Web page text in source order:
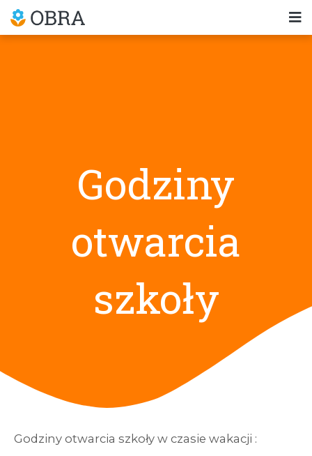
Godziny
otwarcia
szkoły
Godziny otwarcia szkoły w czasie wakacji :